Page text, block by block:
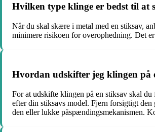
Hvilken type klinge er bedst til at
Når du skal skære i metal med en stiksav,
minimere risikoen for overophedning. Det
Hvordan udskifter jeg klingen på
For at udskifte klingen på en stiksav skal
efter din stiksavs model. Fjern forsigtigt
den eller lukke påspændingsmekanismen.